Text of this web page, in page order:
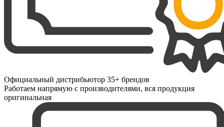
Официальный дистрибьютор 35+ брендов
Работаем напрямую с производителями, вся продукция
оригинальная